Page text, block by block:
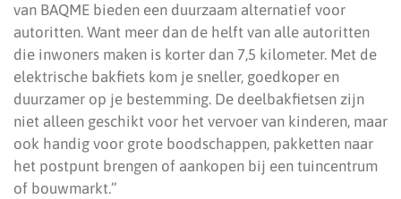
van BAQME bieden een duurzaam alternatief voor
autoritten. Want meer dan de helft van alle autoritten
die inwoners maken is korter dan 7,5 kilometer. Met de
elektrische bakfiets kom je sneller, goedkoper en
duurzamer op je bestemming. De deelbakfietsen zijn
niet alleen geschikt voor het vervoer van kinderen, maar
ook handig voor grote boodschappen, pakketten naar
het postpunt brengen of aankopen bij een tuincentrum
of bouwmarkt.”